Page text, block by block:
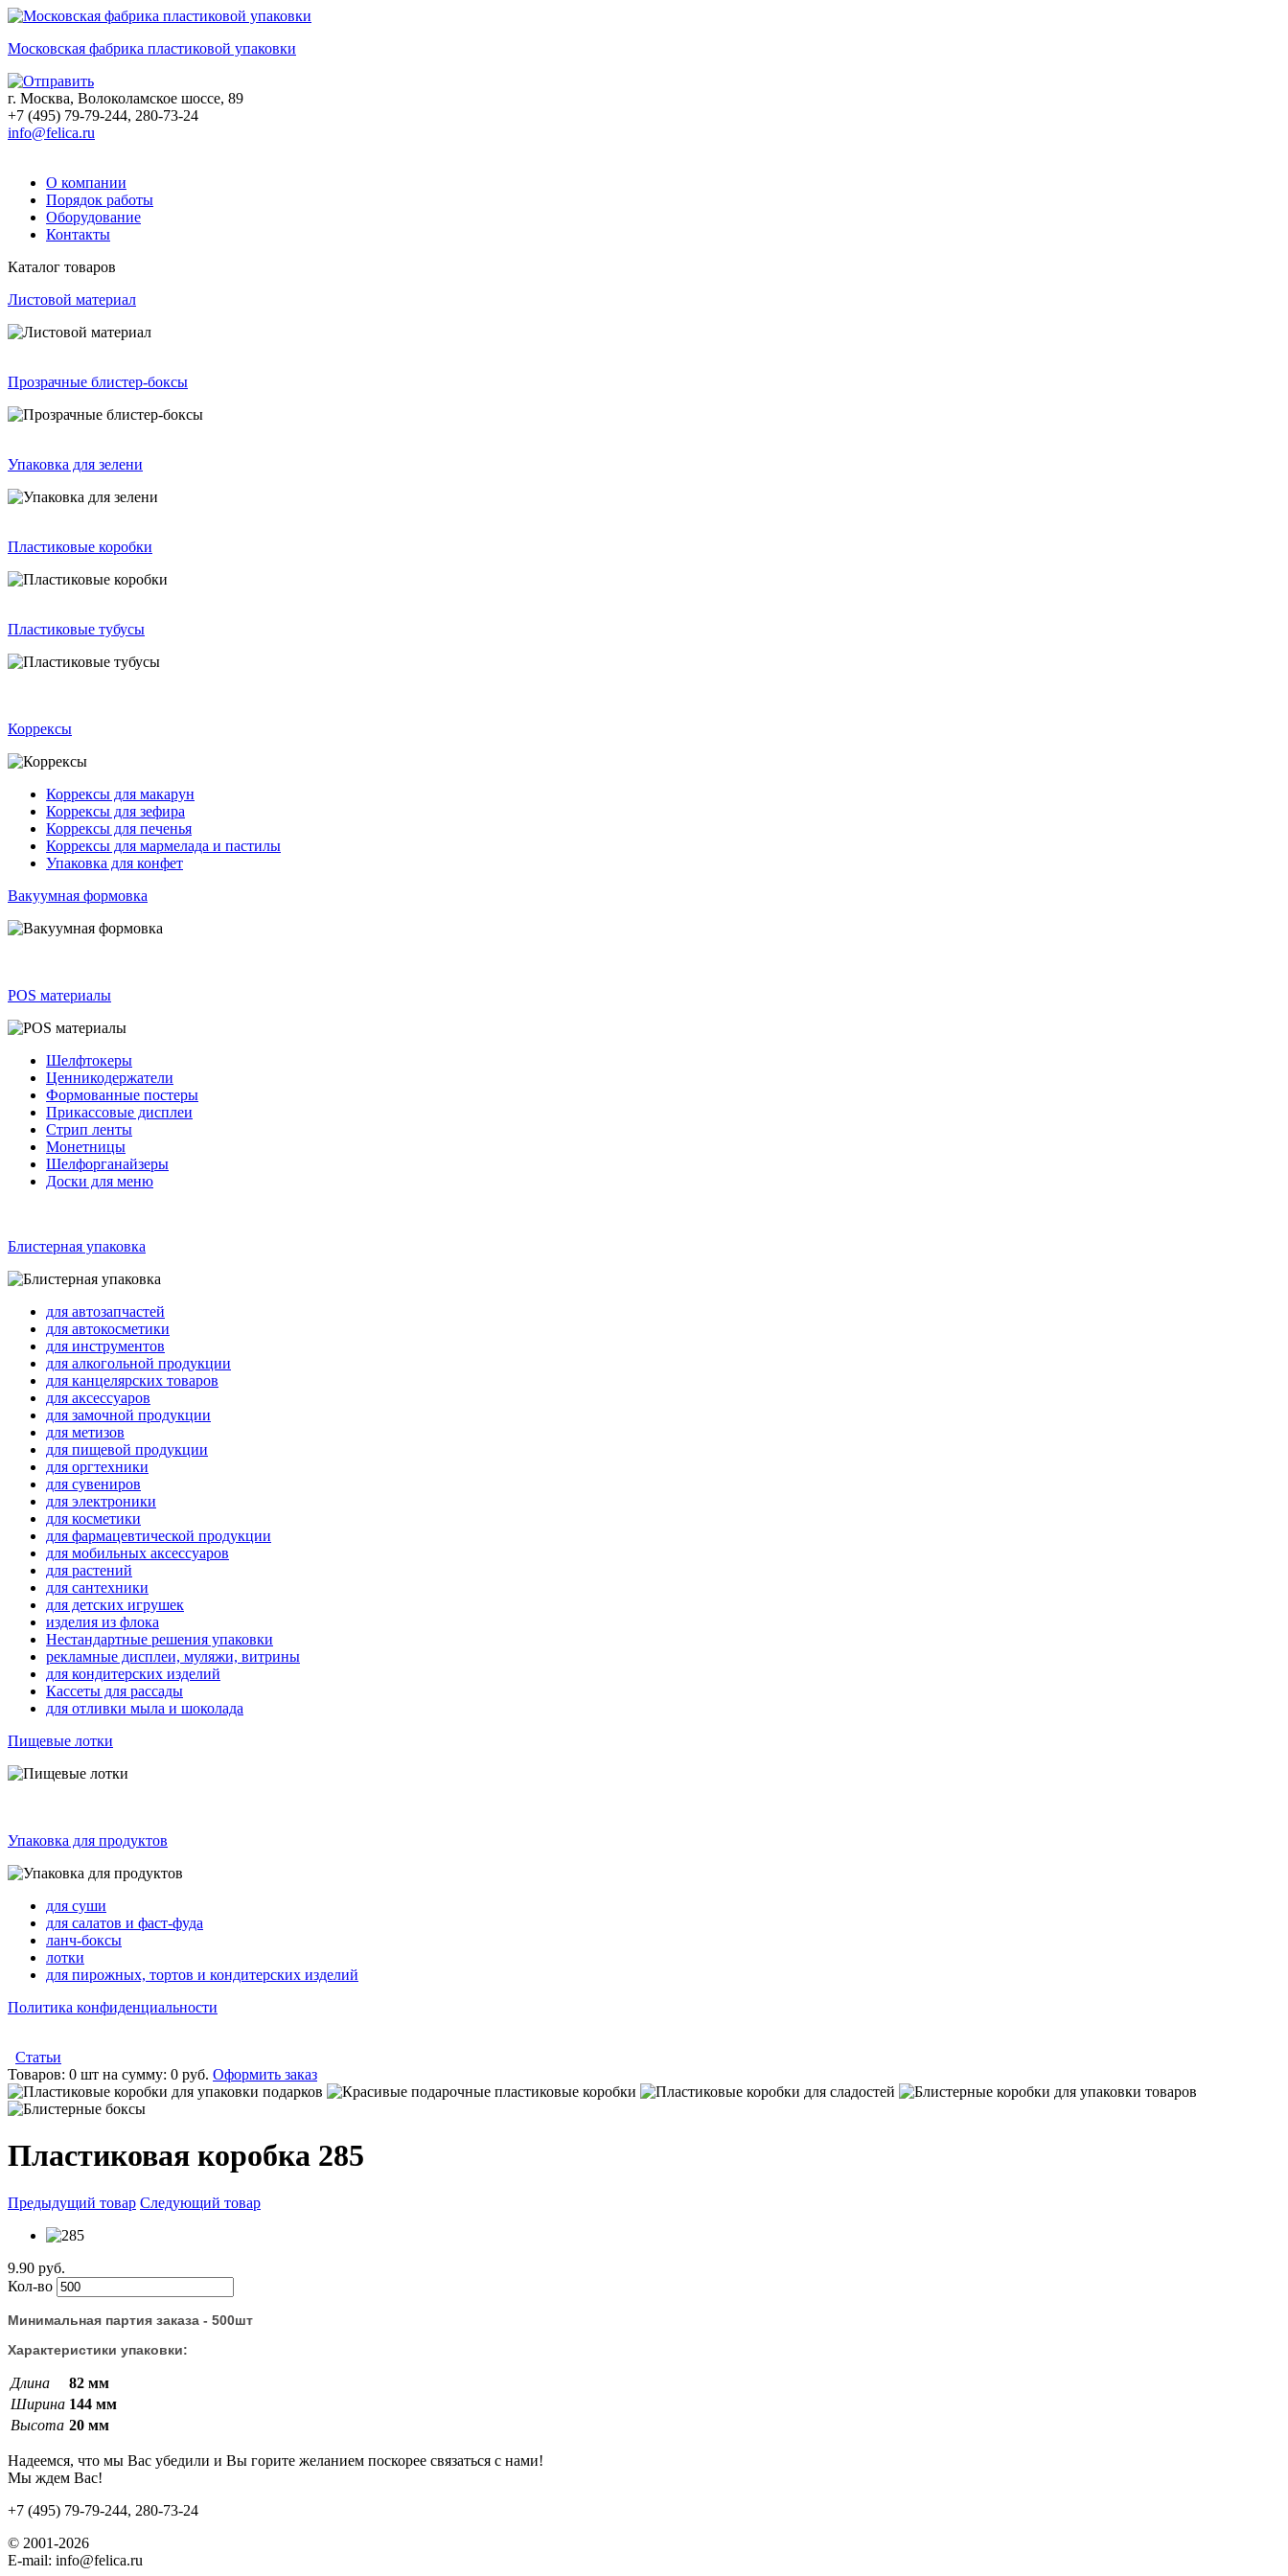
Московская фабрика пластиковой упаковки
г. Москва, Волоколамское шоссе, 89
+7 (495) 79-79-244, 280-73-24
info@felica.ru
О компании
Порядок работы
Оборудование
Контакты
Каталог товаров
Листовой материал
Прозрачные блистер-боксы
Упаковка для зелени
Пластиковые коробки
Пластиковые тубусы
Коррексы
Коррексы для макарун
Коррексы для зефира
Коррексы для печенья
Коррексы для мармелада и пастилы
Упаковка для конфет
Вакуумная формовка
POS материалы
Шелфтокеры
Ценникодержатели
Формованные постеры
Прикассовые дисплеи
Стрип ленты
Монетницы
Шелфорганайзеры
Доски для меню
Блистерная упаковка
для автозапчастей
для автокосметики
для инструментов
для алкогольной продукции
для канцелярских товаров
для аксессуаров
для замочной продукции
для метизов
для пищевой продукции
для оргтехники
для сувениров
для электроники
для косметики
для фармацевтической продукции
для мобильных аксессуаров
для растений
для сантехники
для детских игрушек
изделия из флока
Нестандартные решения упаковки
рекламные дисплеи, муляжи, витрины
для кондитерских изделий
Кассеты для рассады
для отливки мыла и шоколада
Пищевые лотки
Упаковка для продуктов
для суши
для салатов и фаст-фуда
ланч-боксы
лотки
для пирожных, тортов и кондитерских изделий
Политика конфиденциальности
Статьи
Товаров: 0 шт на сумму: 0 руб. Оформить заказ
Пластиковая коробка 285
Предыдущий товар Следующий товар
9.90 руб.
Кол-во
Минимальная партия заказа - 500шт
Характеристики упаковки:
Длина
82 мм
Ширина 144 мм
Высота 20 мм
Надеемся, что мы Вас убедили и Вы горите желанием поскорее связаться с нами!
Мы ждем Вас!
+7 (495) 79-79-244, 280-73-24
© 2001-2026
E-mail: info@felica.ru